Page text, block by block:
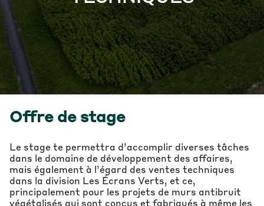
Offre de stage
Le stage te permettra d’accomplir diverses tâches
dans le domaine de développement des affaires,
mais également à l’égard des ventes techniques
dans la division Les Écrans Verts, et ce,
principalement pour les projets de murs antibruit
végétalisés qui sont conçus et fabriqués à même les